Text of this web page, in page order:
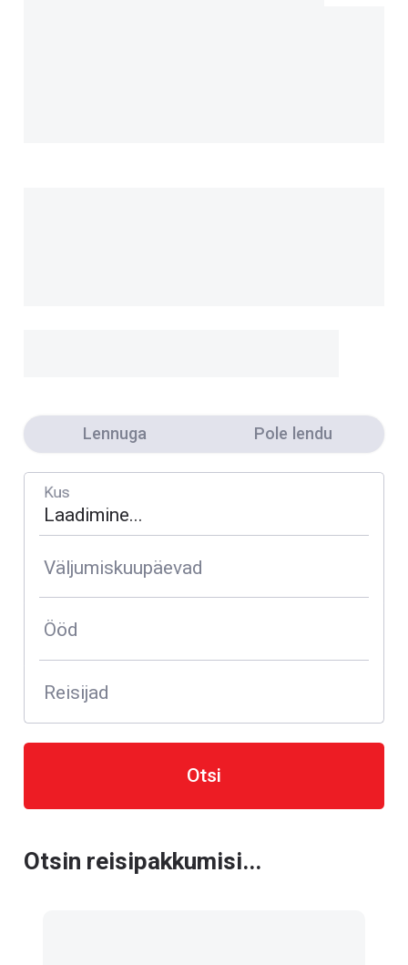
Lennuga Pole lendu
Kus
Väljumiskuupäevad
Ööd
Reisijad
Otsi
Otsin reisipakkumisi...